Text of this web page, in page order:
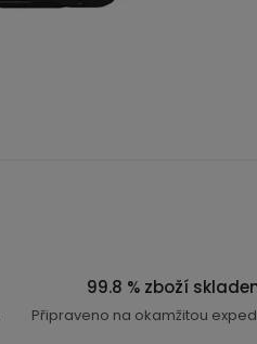
99.8 % zboží
Připraveno na okamžitou